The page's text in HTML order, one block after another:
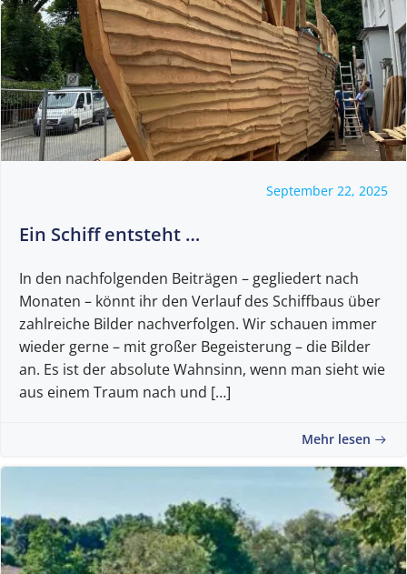
September 22, 2025
Ein Schiff entsteht …
In den nachfolgenden Beiträgen – gegliedert nach
Monaten – könnt ihr den Verlauf des Schiffbaus über
zahlreiche Bilder nachverfolgen. Wir schauen immer
wieder gerne – mit großer Begeisterung – die Bilder
an. Es ist der absolute Wahnsinn, wenn man sieht wie
aus einem Traum nach und […]
Mehr lesen